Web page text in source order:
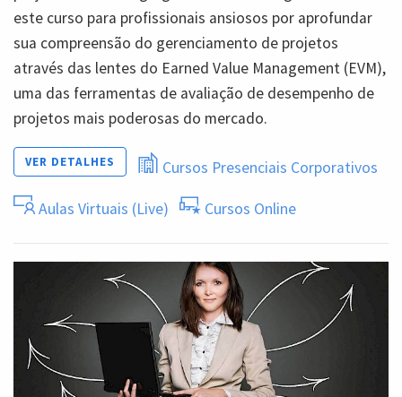
este curso para profissionais ansiosos por aprofundar
sua compreensão do gerenciamento de projetos
através das lentes do Earned Value Management (EVM),
uma das ferramentas de avaliação de desempenho de
projetos mais poderosas do mercado.
VER DETALHES Cursos Presenciais Corporativos
Aulas Virtuais (Live) Cursos Online